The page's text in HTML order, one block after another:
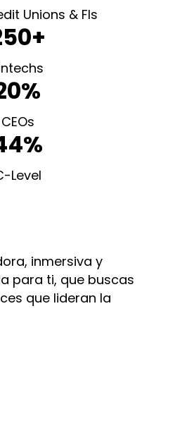
Unions & FIs
CEOs
Level
inmersiva y
para ti, que buscas
que lideran la